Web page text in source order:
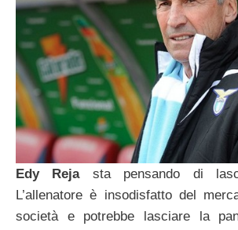
Edy Rejasta pensando di
L’allenatore è insodisfatto del
società e potrebbe lasciare la